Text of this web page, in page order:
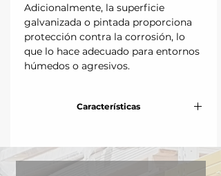
Adicionalmente, la superficie
galvanizada o pintada proporciona
protección contra la corrosión, lo
que lo hace adecuado para entornos
húmedos o agresivos.
Características